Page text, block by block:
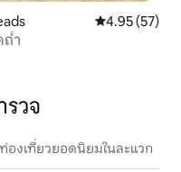
คะแนนเฉลี่ย
4.95 (57)
ำ
วจ
องเที่ยวยอดนิยมในละแวก